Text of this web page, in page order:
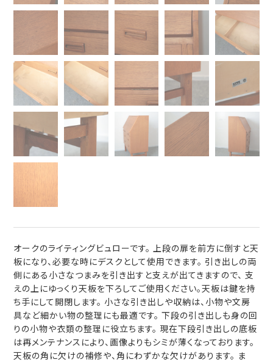
オークのライティングビュローです。 上段の扉を前方に倒すと天
板になり、必要な時にデスクとして使用できます。 引き出しの両
側にある小さなつまみを引き出すと支えが出てきますので、 支
えの上にゆっくり天板を下ろしてご使用ください。天板は鍵を持
ち手にして開閉します。 小さな引き出しや収納は、小物や文房
具など細かい物の整理にも最適です。 下段の引き出しも身の回
りの小物や衣類の整理に役立ちます。 現在下段引き出しの底板
は再メンテナンスにより、画像よりもシミが薄くなっております。
天板の角に欠けの補修や、角にわずかな欠けがあります。 ま